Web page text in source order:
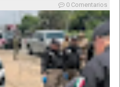
0 Comentarios